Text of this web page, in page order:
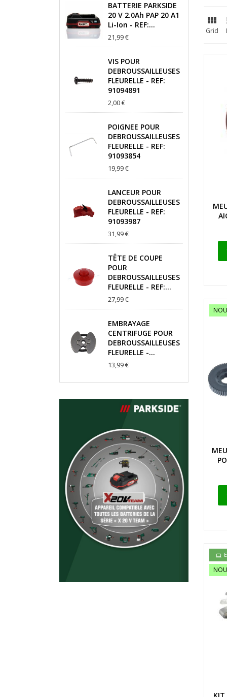
BATTERIE PARKSIDE
20 V 2.0Ah PAP 20 A1
Li-Ion - REF:...
21,99 €
VIS POUR
DEBROUSSAILLEUSES
FLEURELLE - REF:
91094891
2,00 €
POIGNEE POUR
DEBROUSSAILLEUSES
FLEURELLE - REF:
91093854
19,99 €
LANCEUR POUR
DEBROUSSAILLEUSES
FLEURELLE - REF:
91093987
31,99 €
TÊTE DE COUPE
POUR
DEBROUSSAILLEUSES
FLEURELLE - REF:...
27,99 €
EMBRAYAGE
CENTRIFUGE POUR
DEBROUSSAILLEUSES
FLEURELLE -...
13,99 €

Grid
KIT